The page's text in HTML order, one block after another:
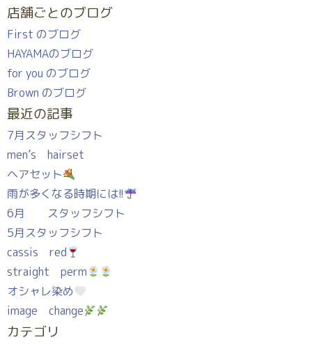
店舗ごとのブログ
First のブログ
HAYAMAのブログ
for you のブログ
Brown のブログ
最近の記事
7月スタッフシフト
men’s hairset
ヘアセット
雨が多くなる時期には!!
6月 スタッフシフト
5月スタッフシフト
cassis red
straight perm
オシャレ染め
image change
カテゴリ